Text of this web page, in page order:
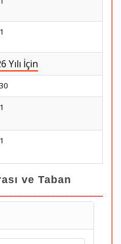
1
Yılı İçin
30
1
1
ve Taban